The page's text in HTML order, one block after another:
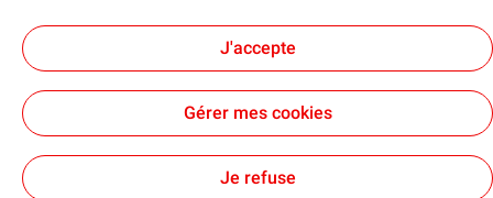
Accessibilité : partiellement conforme
vous acceptez le dépôt de l’ensemble des cookies. Dans le
cas où vous cliquez sur « Je refuse », seuls les cookies
techniques nécessaires au bon fonctionnement du site
seront utilisés. Pour plus d’informations, vous pouvez
traceurs ».
J'accepte
Gérer mes cookies
Je refuse